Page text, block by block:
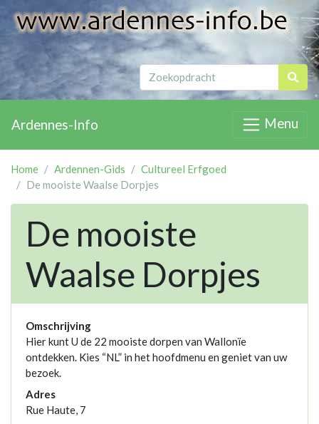
Ardennes-Info Menu
Home Ardennen-Gids
Cultureel Erfgoed
De mooiste Waalse Dorpjes
De mooiste
Waalse Dorpjes
Omschrijving
Hier kunt U de 22 mooiste dorpen van Wallonïe
ontdekken. Kies “NL” in het hoofdmenu en geniet van uw
bezoek.
Adres
Rue Haute, 7